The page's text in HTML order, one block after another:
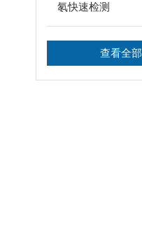
氡快速检测
查看全部